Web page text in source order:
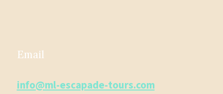
Email
info@ml-escapade-tours.com